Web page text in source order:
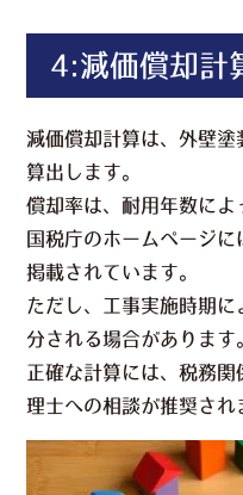
4:減価償却計
減価償却計算は、外壁塗
算出します。
償却率は、耐用年数によ
国税庁のホームページ
掲載されています。
ただし、工事実施時期
分される場合があります
正確な計算には、税務
理士への相談が推奨され